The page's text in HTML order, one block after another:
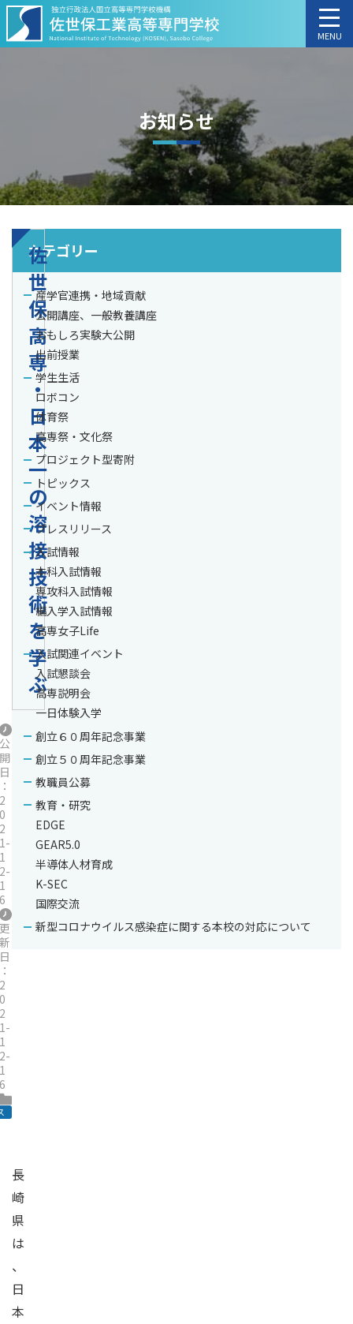
MENU
お知らせ
佐
世
保
高
専
・
日
本
一
の
溶
接
技
術
を
学
ぶ
公
開
日
：
2
0
2
1-
1
2-
1
6
更
新
日
：
2
0
2
1-
1
2-
1
6
長
崎
県
は
、
日
本
カテゴリー
産学官連携・地域貢献
公開講座、一般教養講座
おもしろ実験大公開
出前授業
学生生活
ロボコン
体育祭
高専祭・文化祭
プロジェクト型寄附
トピックス
イベント情報
プレスリリース
入試情報
本科入試情報
専攻科入試情報
編入学入試情報
高専女子Life
入試関連イベント
入試懇談会
高専説明会
一日体験入学
創立６０周年記念事業
創立５０周年記念事業
教職員公募
教育・研究
EDGE
GEAR5.0
半導体人材育成
K-SEC
国際交流
新型コロナウイルス感染症に関する本校の対応について